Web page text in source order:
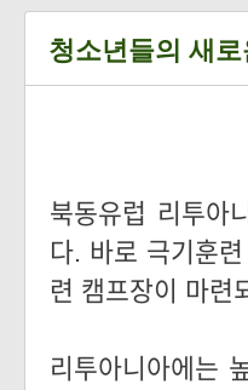
청소년들의 새
북동유럽 리투아
다. 바로 극기훈
련 캠프장이 마련
리투아니아에는